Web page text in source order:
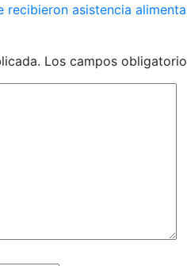
recibieron asistencia
Los campos